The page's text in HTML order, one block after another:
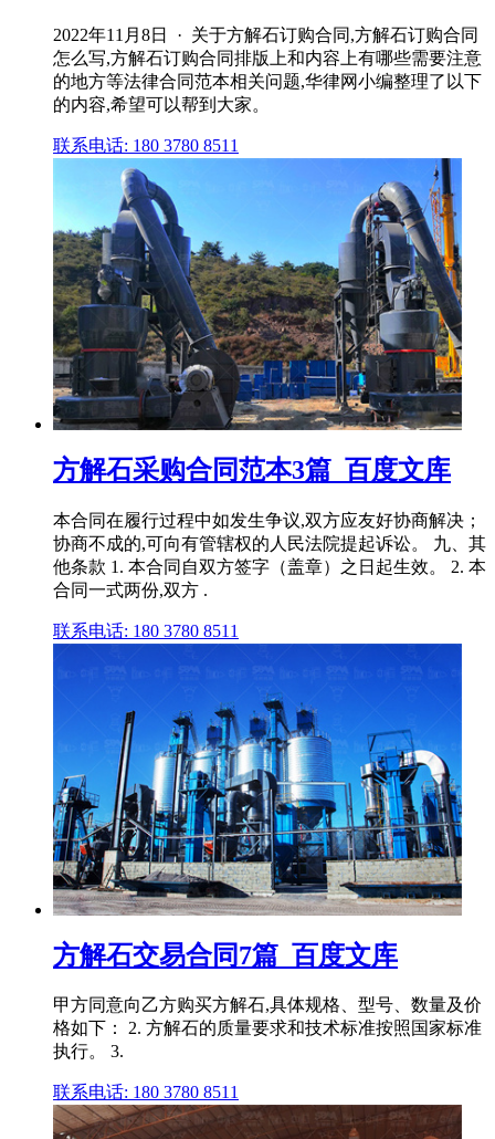
2022年11月8日 · 关于方解石订购合同,方解石订购合同
怎么写,方解石订购合同排版上和内容上有哪些需要注意
的地方等法律合同范本相关问题,华律网小编整理了以下
的内容,希望可以帮到大家。
联系电话: 180 3780 8511
方解石采购合同范本3篇_百度文库
本合同在履行过程中如发生争议,双方应友好协商解决；
协商不成的,可向有管辖权的人民法院提起诉讼。 九、其
他条款 1. 本合同自双方签字（盖章）之日起生效。 2. 本
合同一式两份,双方 .
联系电话: 180 3780 8511
方解石交易合同7篇_百度文库
甲方同意向乙方购买方解石,具体规格、型号、数量及价
格如下： 2. 方解石的质量要求和技术标准按照国家标准
执行。 3.
联系电话: 180 3780 8511